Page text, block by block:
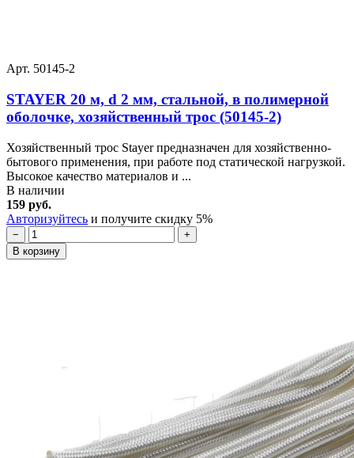
Арт. 50145-2
STAYER 20 м, d 2 мм, стальной, в полимерной
оболочке, хозяйственный трос (50145-2)
Хозяйственный трос Stayer предназначен для хозяйственно-
бытового применения, при работе под статической нагрузкой.
Высокое качество материалов и ...
В наличии
159 руб.
Авторизуйтесь и получите скидку 5%
−
+
В корзину